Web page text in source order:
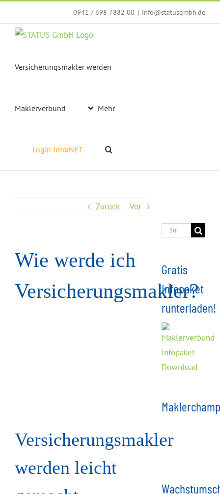
Inhalt
springen
0941 / 698 7882 00 | info@statusgmbh.de
Versicherungsmakler werden
Maklerverbund Mehr
Login IntraNET
Zurück Vor
Wie werde ich
Versicherungsmakler?
Versicherungsmakler
werden leicht
Suche
Gratis
Infopaket
runterladen!